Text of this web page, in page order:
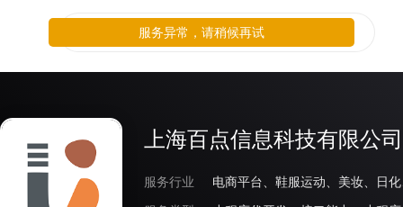
上海百点信息科技有限公司
服务行业
服务异常，请稍候再试